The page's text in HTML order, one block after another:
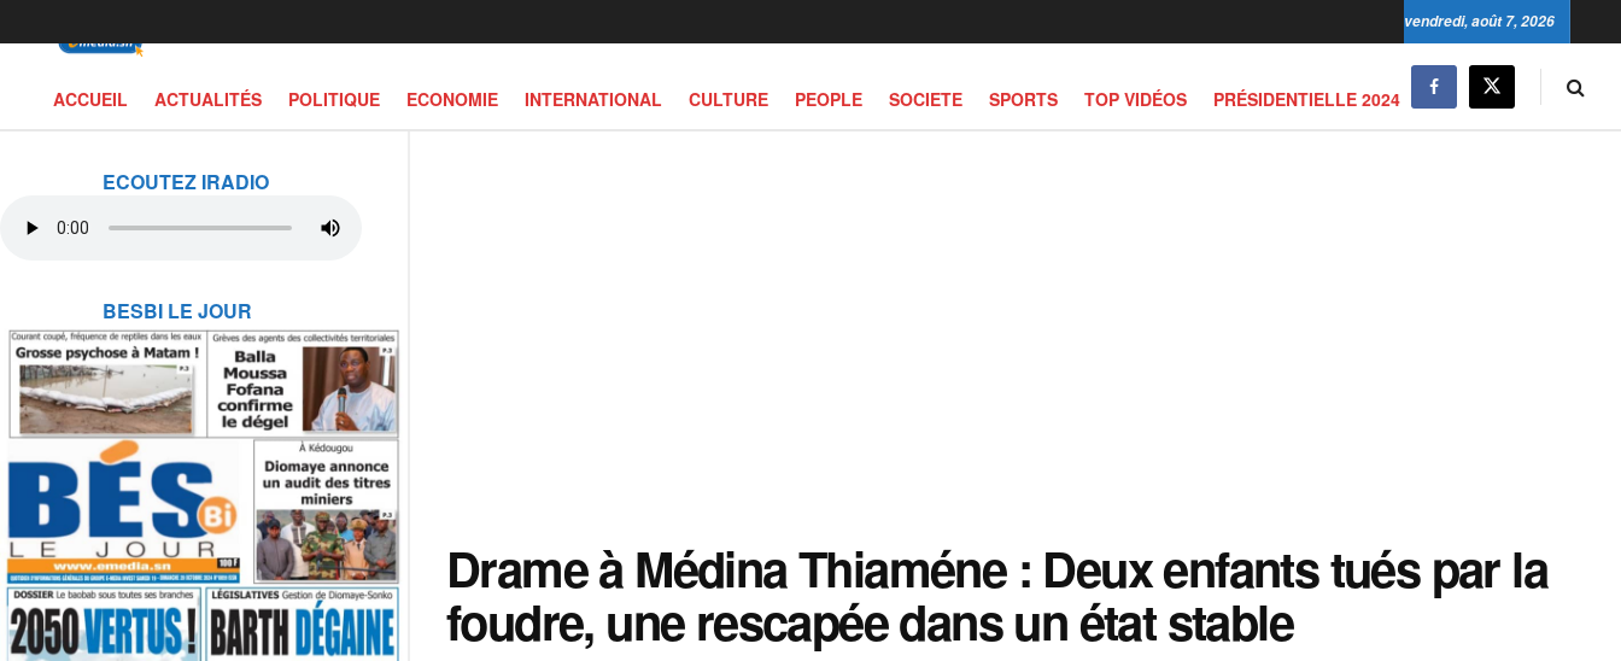
ECOUTEZ IRADIO
BESBI LE JOUR
vendredi, août 7, 2026
ACCUEIL ACTUALITÉS POLITIQUE ECONOMIE INTERNATIONAL CULTURE PEOPLE SOCIETE SPORTS TOP VIDÉOS PRÉSIDENTIELLE 2024
Drame à Médina Thiaméne : Deux enfants tués par la
foudre, une rescapée dans un état stable